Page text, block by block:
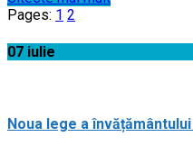
Pages: 1 2
07 iulie
Noua lege a